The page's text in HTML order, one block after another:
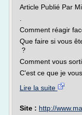
Article Publié Par
Comment réagir
Que faire si vous
?
Comment vous
C'est ce que je
Lire la suite
Site : http://